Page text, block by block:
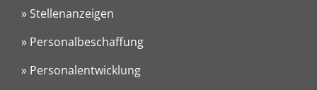
» Stellenanzeigen
» Personalbeschaffung
» Personalentwicklung